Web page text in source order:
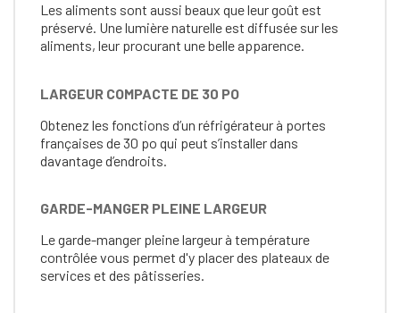
Les aliments sont aussi beaux que leur goût est
préservé. Une lumière naturelle est diffusée sur les
aliments, leur procurant une belle apparence.
LARGEUR COMPACTE DE 30 PO
Obtenez les fonctions d’un réfrigérateur à portes
françaises de 30 po qui peut s’installer dans
davantage d’endroits.
GARDE-MANGER PLEINE LARGEUR
Le garde-manger pleine largeur à température
contrôlée vous permet d'y placer des plateaux de
services et des pâtisseries.